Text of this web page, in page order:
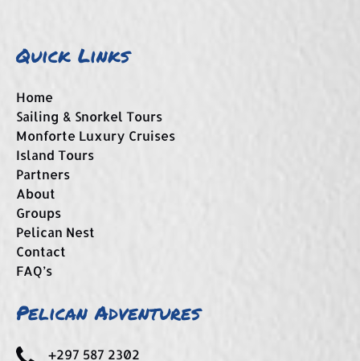
Quick Links
Home
Sailing & Snorkel Tours
Monforte Luxury Cruises
Island Tours
Partners
About
Groups
Pelican Nest
Contact
FAQ’s
Pelican Adventures
+297 587 2302